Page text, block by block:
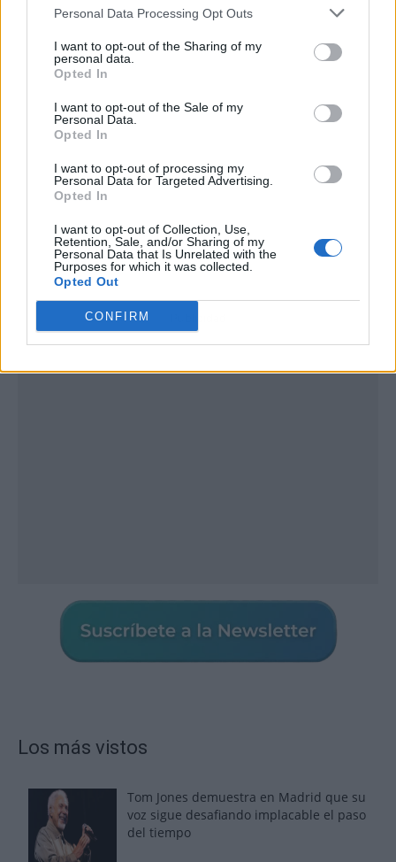
Personal Data Processing Opt Outs
I want to opt-out of the Sharing of my
personal data.
Opted In
I want to opt-out of the Sale of my
Personal Data.
Opted In
I want to opt-out of processing my
Personal Data for Targeted Advertising.
Opted In
I want to opt-out of Collection, Use,
Retention, Sale, and/or Sharing of my
Personal Data that Is Unrelated with the
Purposes for which it was collected.
Opted Out
CONFIRM
Los más vistos
Tom Jones demuestra en Madrid que su
voz sigue desafiando implacable el paso
del tiempo